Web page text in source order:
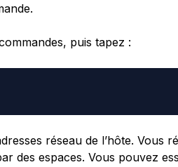
puis tapez :
réseau de l’hôte. Vous
des espaces. Vous pouvez